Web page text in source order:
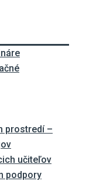
prostredí –
učiteľov
podpory